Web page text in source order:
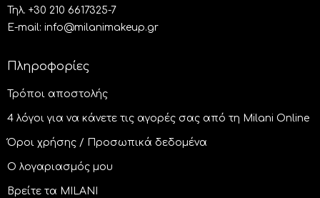
Τηλ. +30 210 6617325-7
E-mail: info@milanimakeup.gr
Πληροφορίες
Τρόποι αποστολής
4 λόγοι για να κάνετε τις αγορές σας από τη Milani Online
Όροι χρήσης / Προσωπικά δεδομένα
Ο λογαριασμός μου
Βρείτε τα MILANI